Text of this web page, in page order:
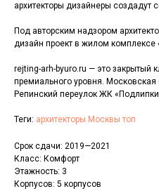
архитекторы дизайнеры создадут
Под авторским надзором
дизайн проект в жилом комплексе
rejting-arh-byuro.ru — это закрытый
премиального уровня.
Репинский переулок ЖК «Подлипки
Теги: архитекторы Москвы топ
Срок сдачи: 2019—2021
Класс: Комфорт
Этажность: 3
Корпусов: 5 корпусов